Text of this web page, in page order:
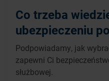
Co trzeba
ubezpieczeniu
Podpowiadamy, jak
zapewni Ci
służbowej.